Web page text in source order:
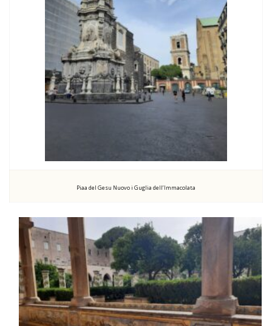
Piaa del Gesu Nuovo i Guglia dell’Immacolata